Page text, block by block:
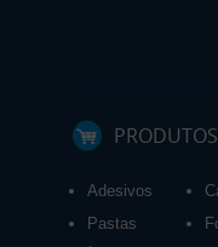
PRODUTOS
Adesivos
Pastas